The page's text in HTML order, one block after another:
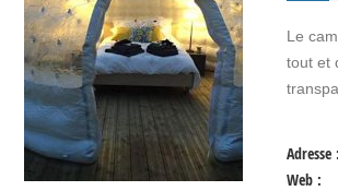
Le
tout et
Adresse :
Web :